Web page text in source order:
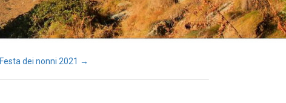
Festa dei nonni 2021 →